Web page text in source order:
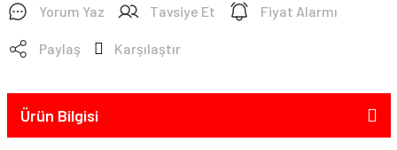
Yorum Yaz Tavsiye Et Fiyat Alarmı
Paylaş Karşılaştır
Ürün Bilgisi